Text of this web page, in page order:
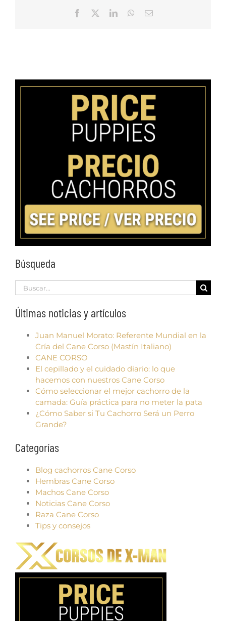
Facebook LinkedInWhatsApp
Email
Búsqueda
Search
for:
Últimas noticias y artículos
Juan Manuel Morato: Referente Mundial en la
Cría del Cane Corso (Mastín Italiano)
CANE CORSO
El cepillado y el cuidado diario: lo que
hacemos con nuestros Cane Corso
Cómo seleccionar el mejor cachorro de la
camada: Guía práctica para no meter la pata
¿Cómo Saber si Tu Cachorro Será un Perro
Grande?
Categorías
Blog cachorros Cane Corso
Hembras Cane Corso
Machos Cane Corso
Noticias Cane Corso
Raza Cane Corso
Tips y consejos